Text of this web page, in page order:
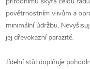
povětrnostním vlivům a
minimální údržbu.
jej dřevokazní parazité.
Jídelní stůl doplňuje